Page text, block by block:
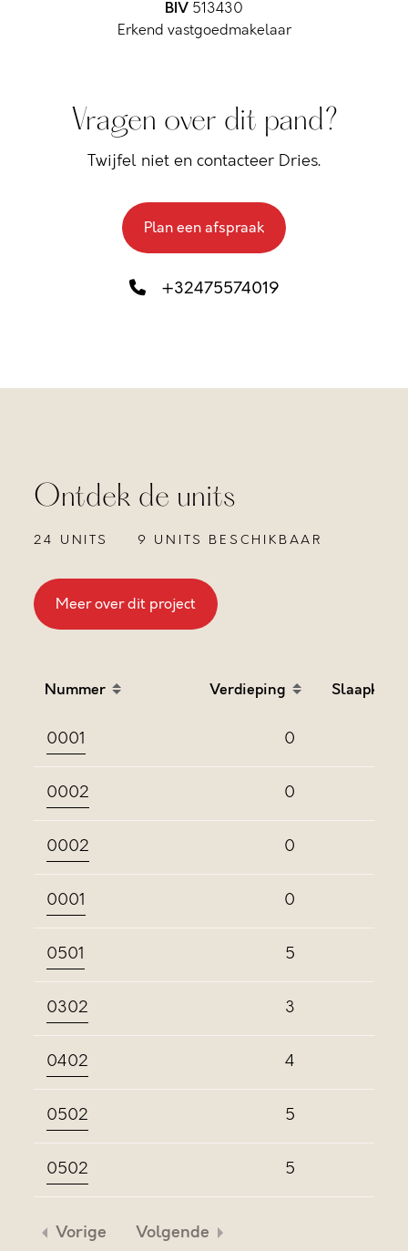
BIV 513430
Erkend vastgoedmakelaar
Vragen over dit pand?
Twijfel niet en contacteer Dries.
Plan een afspraak
+32475574019
Ontdek de units
24 UNITS 9 UNITS BESCHIKBAAR
Meer over dit project
Nummer
Sort table by Nummer in descending order
Verdieping
Sort table by
0001 0
0002 0
0002 0
0001 0
0501 5
0302 3
0402 4
0502 5
0502 5
Vorige Volgende